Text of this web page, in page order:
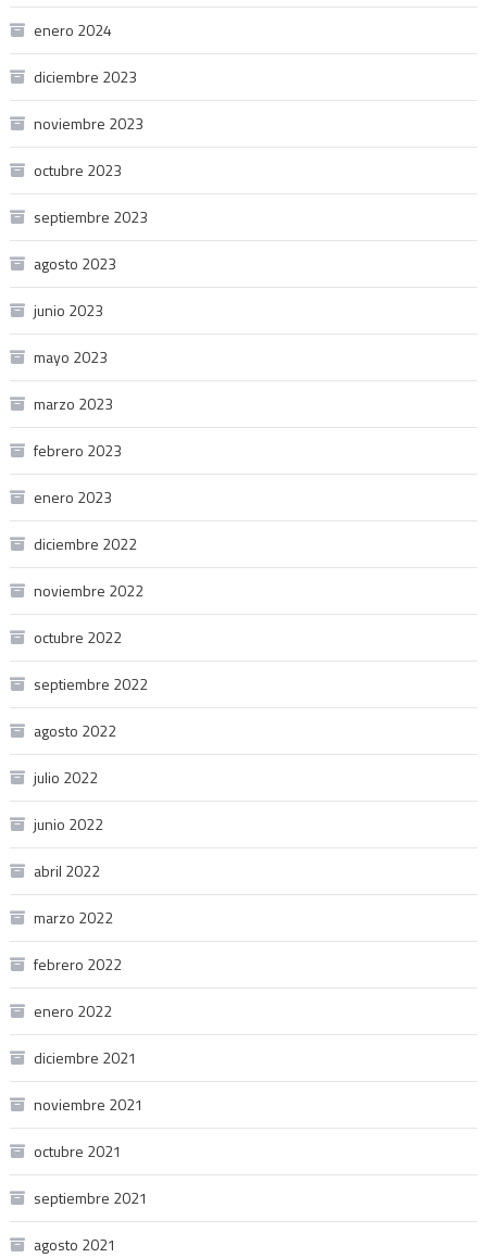
enero 2024
diciembre 2023
noviembre 2023
octubre 2023
septiembre 2023
agosto 2023
junio 2023
mayo 2023
marzo 2023
febrero 2023
enero 2023
diciembre 2022
noviembre 2022
octubre 2022
septiembre 2022
agosto 2022
julio 2022
junio 2022
abril 2022
marzo 2022
febrero 2022
enero 2022
diciembre 2021
noviembre 2021
octubre 2021
septiembre 2021
agosto 2021